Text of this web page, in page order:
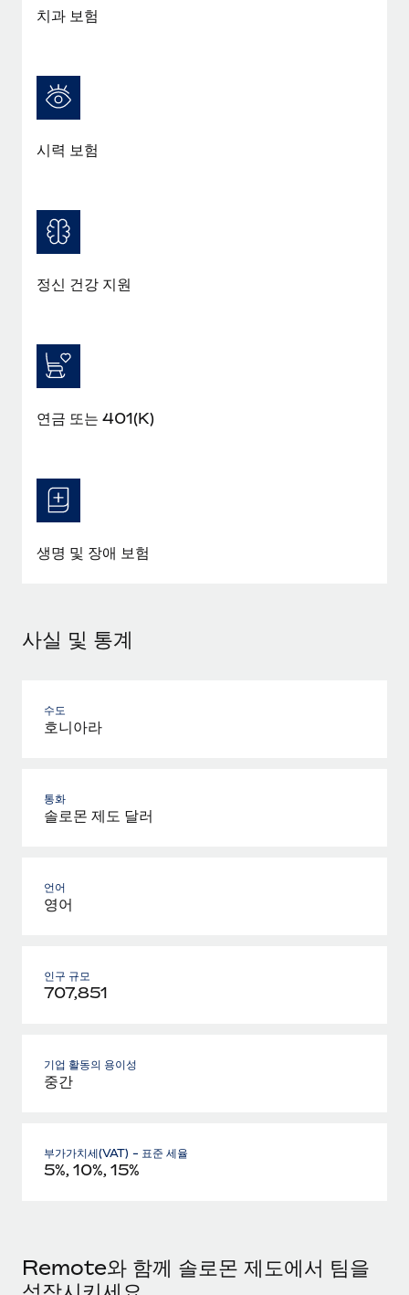
글로벌 인재 이동 및 전근
복리후생
손쉬운 직원 복리후생 관리
블로그 둘러보기
블로그
Remote Contractor Management Plus
입니다. 이를 위해 최근 몇 주 동안 새로운...
자세히 알아보기
비디오 콘텐츠를 활용한 마케팅이 계속해서 인기를 끌면서, 기업들
에게는 흥미롭고 전문적인 비디오 제작이 어느 때보다 중요해졌습
니다. 그러나 대부분의 회사들은 그렇게 높은 품질의...
치과 보험
시력 보험
정신 건강 지원
연금 또는 401(K)
생명 및 장애 보험
사실 및 통계
수도
호니아라
통화
솔로몬 제도 달러
언어
영어
인구 규모
707,851
기업 활동의 용이성
중간
부가가치세(VAT) - 표준 세율
5%, 10%, 15%
Remote와 함께 솔로몬 제도에서 팀을